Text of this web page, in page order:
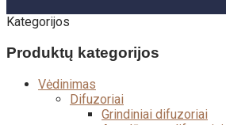
Kategorijos
Produktų kategorijos
Vėdinimas
Difuzoriai
Grindiniai difuzoriai